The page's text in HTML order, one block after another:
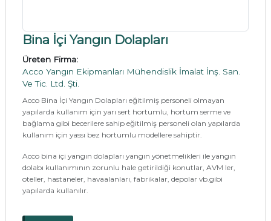
Bina İçi Yangın Dolapları
Üreten Firma:
Acco Yangın Ekipmanları Mühendislik İmalat İnş. San.
Ve Tic. Ltd. Şti.
Acco Bina İçi Yangın Dolapları eğitilmiş personeli olmayan
yapılarda kullanım için yarı sert hortumlu, hortum serme ve
bağlama gibi becerilere sahip eğitilmiş personeli olan yapılarda
kullanım için yassı bez hortumlu modellere sahiptir.
Acco bina içi yangın dolapları yangın yönetmelikleri ile yangın
dolabı kullanımının zorunlu hale getirildiği konutlar, AVM ler,
oteller, hastaneler, havaalanları, fabrikalar, depolar vb.gibi
yapılarda kullanılır.